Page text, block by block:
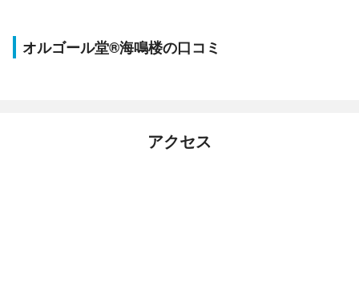
オルゴール堂®海鳴楼の口コミ
アクセス